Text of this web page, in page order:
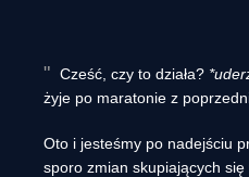
Cześć, czy to działa?
żyje po maratonie z
Oto i jesteśmy po nadejściu
sporo zmian skupiających